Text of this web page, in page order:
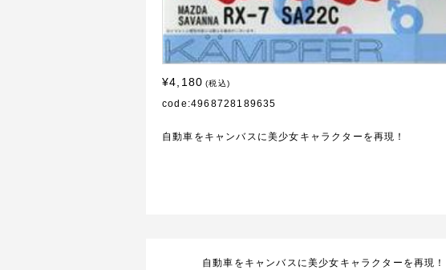
¥4,180 (税込)
code:4968728189635
自動車をキャンバスに美少女キャラクターを再現！
自動車をキャンバスに美少女キャラクターを再現！